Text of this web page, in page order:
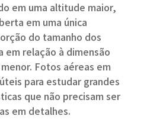
em uma altitude maior,
em uma única
do tamanho dos
relação à dimensão
Fotos aéreas em
para estudar grandes
que não precisam ser
em detalhes.